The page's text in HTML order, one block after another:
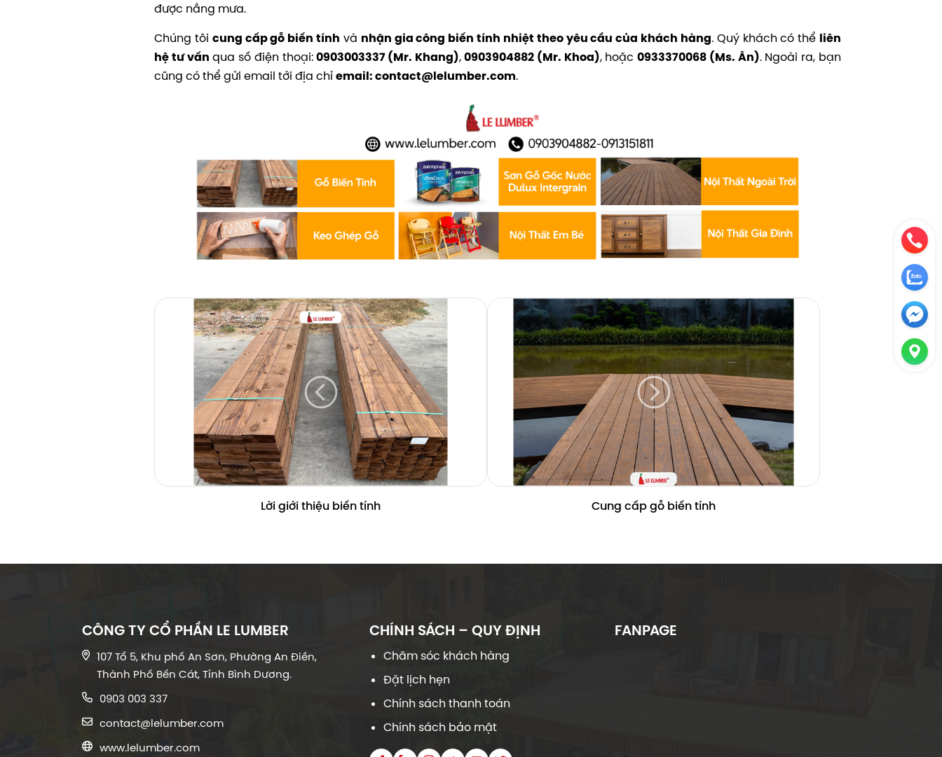
được nắng mưa.
Chúng tôi cung cấp gỗ biến tính và nhận gia công biến tính nhiệt theo yêu cầu của khách hàng. Quý khách có thể liên
hệ tư vấn qua số điện thoại:0903003337 (Mr. Khang),0903904882 (Mr. Khoa), hoặc0933370068 (Ms. Ân). Ngoài ra, bạn
cũng có thể gửi email tới địa chỉemail: contact@lelumber.com.
Lời giới thiệu biến tính Cung cấp gỗ biến tính
CÔNG TY CỔ PHẦN LE LUMBER
107 Tổ 5, Khu phố An Sơn, Phường An Điền,
Thành Phố Bến Cát, Tỉnh Bình Dương.
0903 003 337
contact@lelumber.com
www.lelumber.com
CHÍNH SÁCH – QUY ĐỊNH
Chăm sóc khách hàng
Đặt lịch hẹn
Chính sách thanh toán
Chính sách bảo mật
FANPAGE